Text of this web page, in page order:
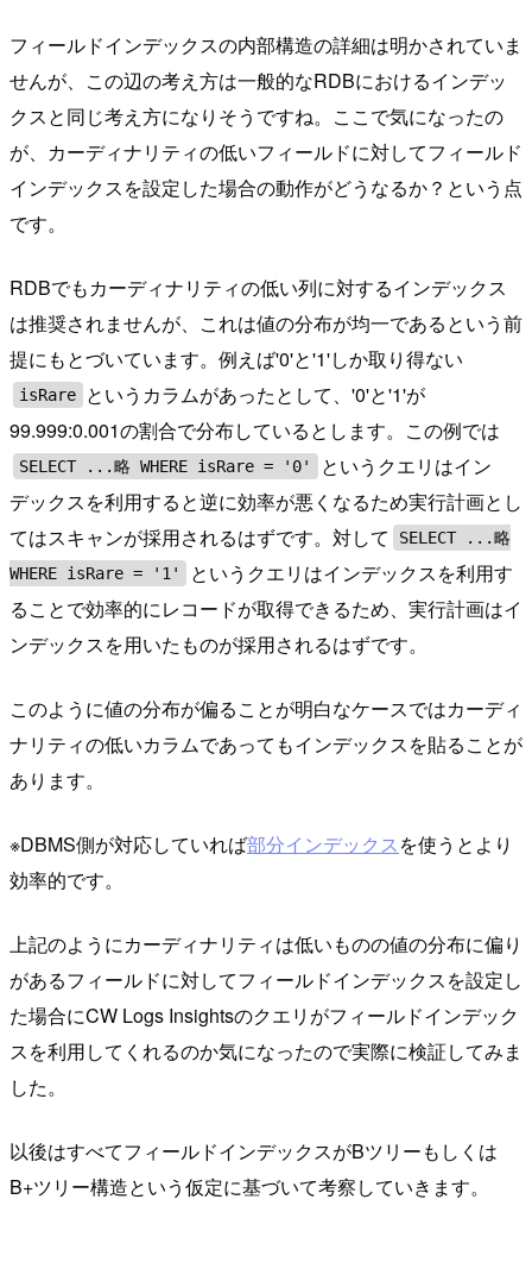
フィールドインデックスの内部構造の詳細は明かされていま
せんが、この辺の考え方は一般的なRDBにおけるインデッ
クスと同じ考え方になりそうですね。ここで気になったの
が、カーディナリティの低いフィールドに対してフィールド
インデックスを設定した場合の動作がどうなるか？という点
です。
RDBでもカーディナリティの低い列に対するインデックス
は推奨されませんが、これは値の分布が均一であるという前
提にもとづいています。例えば'0'と'1'しか取り得ない
isRare
というカラムがあったとして、'0'と'1'が
99.999:0.001の割合で分布しているとします。この例では
SELECT ...略 WHERE isRare = '0'
というクエリはイン
デックスを利用すると逆に効率が悪くなるため実行計画とし
てはスキャンが採用されるはずです。対して
SELECT ...略
WHERE isRare = '1'
というクエリはインデックスを利用す
ることで効率的にレコードが取得できるため、実行計画はイ
ンデックスを用いたものが採用されるはずです。
このように値の分布が偏ることが明白なケースではカーディ
ナリティの低いカラムであってもインデックスを貼ることが
あります。
※DBMS側が対応していれば部分インデックスを使うとより
効率的です。
上記のようにカーディナリティは低いものの値の分布に偏り
があるフィールドに対してフィールドインデックスを設定し
た場合にCW Logs Insightsのクエリがフィールドインデック
スを利用してくれるのか気になったので実際に検証してみま
した。
以後はすべてフィールドインデックスがBツリーもしくは
B+ツリー構造という仮定に基づいて考察していきます。